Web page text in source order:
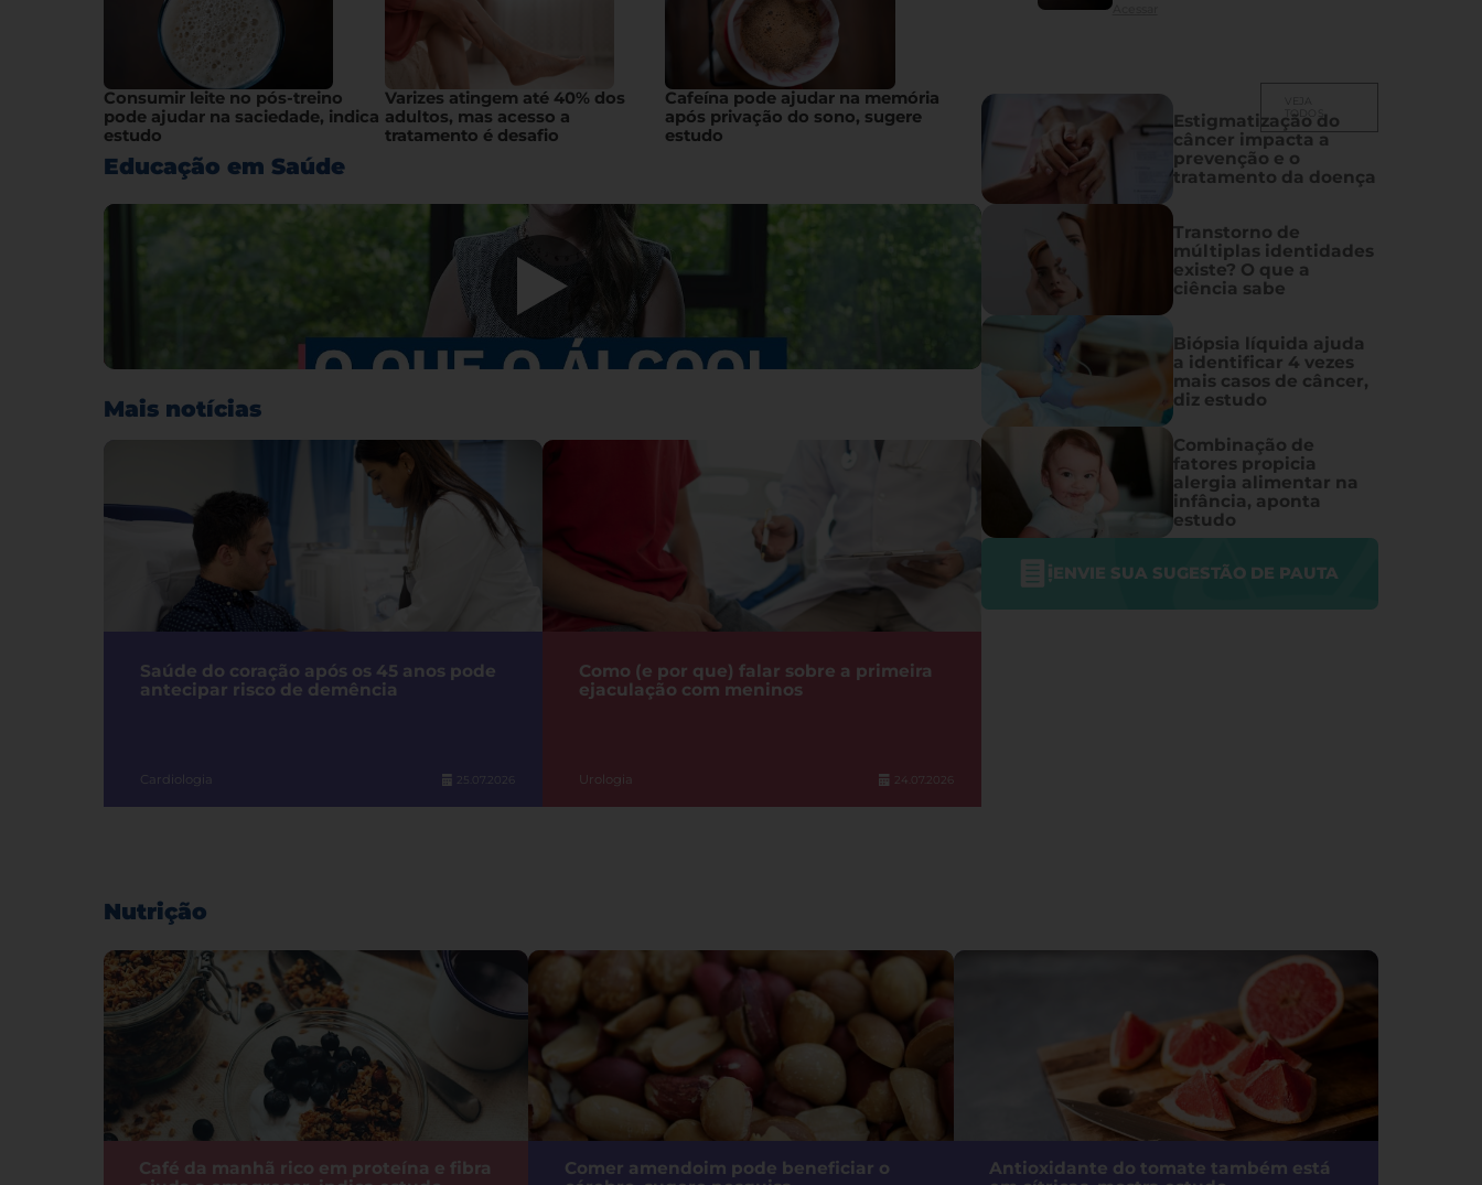
Consumir leite no pós-treino
pode ajudar na saciedade, indica
estudo
Varizes atingem até 40% dos
adultos, mas acesso a
tratamento é desafio
Cafeína pode ajudar na memória
após privação do sono, sugere
estudo
Educação em Saúde
Mais notícias
Saúde do coração após os 45 anos pode
antecipar risco de demência
Cardiologia 25.07.2026
Como (e por que) falar sobre a primeira
ejaculação com meninos
Urologia 24.07.2026
Acessar
TODOS
Estigmatização do
câncer impacta a
prevenção e o
tratamento da doença
Transtorno de
múltiplas identidades
existe? O que a
ciência sabe
Biópsia líquida ajuda
a identificar 4 vezes
mais casos de câncer,
diz estudo
Combinação de
fatores propicia
alergia alimentar na
infância, aponta
estudo
ENVIE SUA SUGESTÃO DE PAUTA
Nutrição
Café da manhã rico em proteína e fibra
Comer amendoim pode beneficiar o
Antioxidante do tomate também está